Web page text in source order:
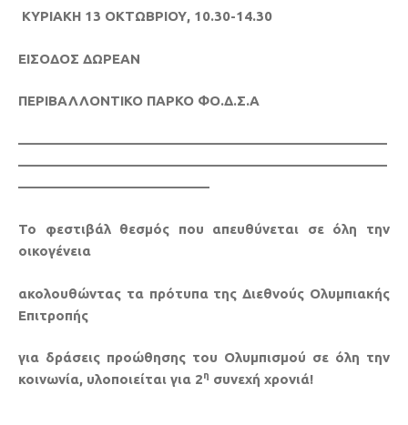
ΚΥΡΙΑΚΗ 13 ΟΚΤΩΒΡΙΟΥ, 10.30-14.30
ΕΙΣΟΔΟΣ ΔΩΡΕΑΝ
ΠΕΡΙΒΑΛΛΟΝΤΙΚΟ ΠΑΡΚΟ ΦΟ.Δ.Σ.Α
———————————————————————————
———————————————————————————
——————————————
Το φεστιβάλ θεσμός που απευθύνεται σε όλη την
οικογένεια
ακολουθώντας τα πρότυπα της Διεθνούς Ολυμπιακής
Επιτροπής
για δράσεις προώθησης του Ολυμπισμού σε όλη την
κοινωνία, υλοποιείται για 2η συνεχή χρονιά!